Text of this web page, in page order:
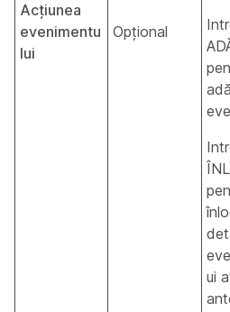
Acțiunea
evenimentu
lui
Opțional
ui